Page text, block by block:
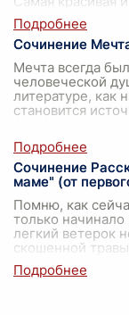
Сочинение
Мечта всегда
человеческой
литературе, как
становится
Сочинение
маме" (от
Помню, как
только начинало
легкий ветерок
скошенной